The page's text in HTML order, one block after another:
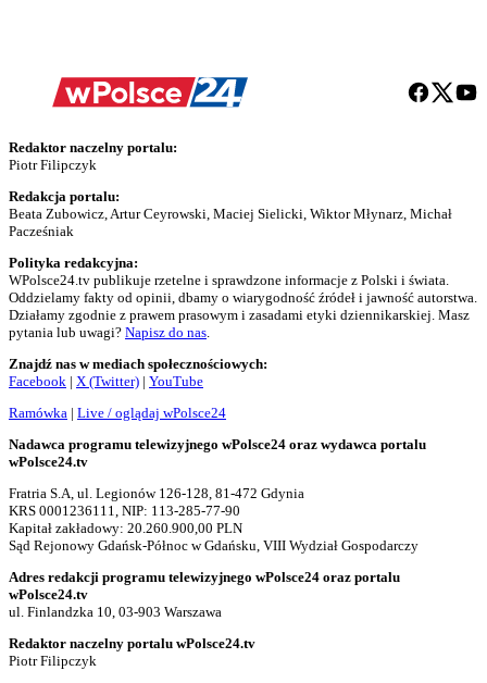
Redaktor naczelny portalu:
Piotr Filipczyk
Redakcja portalu:
Beata Zubowicz, Artur Ceyrowski, Maciej Sielicki, Wiktor Młynarz, Michał
Pacześniak
Polityka redakcyjna:
WPolsce24.tv publikuje rzetelne i sprawdzone informacje z Polski i świata.
Oddzielamy fakty od opinii, dbamy o wiarygodność źródeł i jawność autorstwa.
Działamy zgodnie z prawem prasowym i zasadami etyki dziennikarskiej. Masz
pytania lub uwagi? Napisz do nas.
Znajdź nas w mediach społecznościowych:
Facebook | X (Twitter) | YouTube
Ramówka | Live / oglądaj wPolsce24
Nadawca programu telewizyjnego wPolsce24 oraz wydawca portalu
wPolsce24.tv
Fratria S.A, ul. Legionów 126-128, 81-472 Gdynia
KRS 0001236111, NIP: 113-285-77-90
Kapitał zakładowy: 20.260.900,00 PLN
Sąd Rejonowy Gdańsk-Północ w Gdańsku, VIII Wydział Gospodarczy
Adres redakcji programu telewizyjnego wPolsce24 oraz portalu
wPolsce24.tv
ul. Finlandzka 10, 03-903 Warszawa
Redaktor naczelny portalu wPolsce24.tv
Piotr Filipczyk